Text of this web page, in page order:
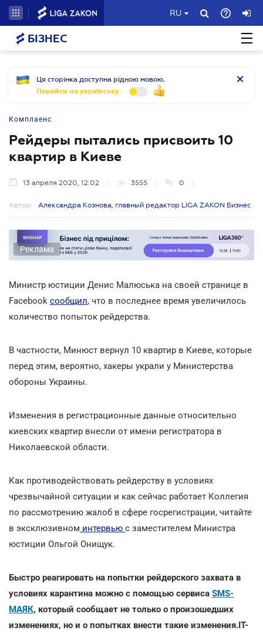
RU
БІЗНЕС
Ця сторінка доступна рідною мовою.
Перейти на українську
Комплаенс
Рейдеры пытались присвоить 10
квартир в Киеве
13 апреля 2020, 12:02 3555 0
Автор: Александра Кознова, главный редактор LIGA ZAKON Бизнес
Реклама
Министр юстиции Денис Малюська на своей странице в
Facebook сообщил, что в последнее время увеличилось
количество попыток рейдерства.
В частности, Минюст вернул 10 квартир в Киеве, которые
перед этим, вероятно, хакеры украли у Министерства
обороны Украины.
Изменения в регистрационные данные относительно
киевских квартир внесли от имени регистратора в
Николаевской области.
Как противодействовать рейдерству в условиях
чрезвычайной ситуации и как сейчас работает Коллегия
по рассмотрению жалоб в сфере госрегистрации, читайте
в эксклюзивном интервью с заместителем Министра
юстиции Ольгой Онищук.
Быстро реагировать на попытки рейдерского захвата в
условиях карантина можно с помощью сервиса SMS-
МАЯК, который сообщает не только о произошедших
изменениях, но и о попытках внести такие изменения.IT-